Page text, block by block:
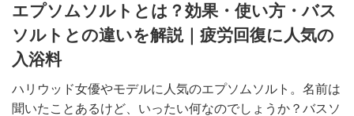
エプソムソルトとは？効果・使い方・バス
ソルトとの違いを解説｜疲労回復に人気の
入浴料
ハリウッド女優やモデルに人気のエプソムソルト。名前は
聞いたことあるけど、いったい何なのでしょうか？バスソ